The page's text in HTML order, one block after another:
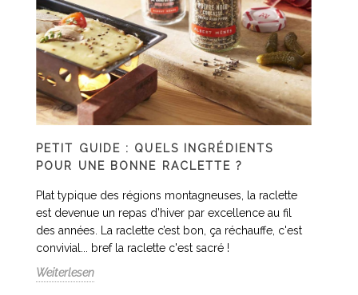
PETIT GUIDE : QUELS INGRÉDIENTS
POUR UNE BONNE RACLETTE ?
Plat typique des régions montagneuses, la raclette
est devenue un repas d’hiver par excellence au fil
des années. La raclette c’est bon, ça réchauffe, c'est
convivial... bref la raclette c'est sacré !
Weiterlesen